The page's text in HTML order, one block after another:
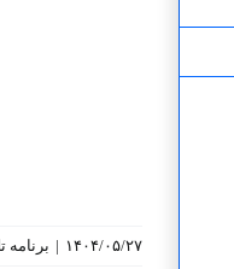
۱۴۰۴/۰۵/۲۷ | برنامه‌